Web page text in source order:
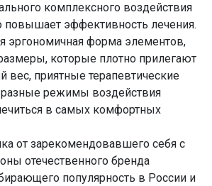
комплексного воздействия
повышает эффективность лечения.
эргономичная форма элементов,
которые плотно прилегают
вес, приятные терапевтические
режимы воздействия
в самых комфортных
от зарекомендовавшего себя с
отечественного бренда
популярность в России и